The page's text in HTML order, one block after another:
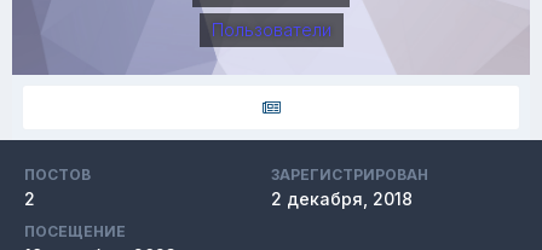
Пользователи
ПОСТОВ
2
ЗАРЕГИСТРИРОВАН
2 декабря, 2018
ПОСЕЩЕНИЕ